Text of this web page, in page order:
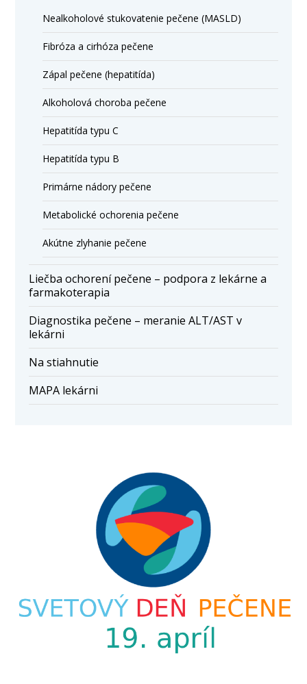
Nealkoholové stukovatenie pečene (MASLD)
Fibróza a cirhóza pečene
Zápal pečene (hepatitída)
Alkoholová choroba pečene
Hepatitída typu C
Hepatitída typu B
Primárne nádory pečene
Metabolické ochorenia pečene
Akútne zlyhanie pečene
Liečba ochorení pečene – podpora z lekárne a
farmakoterapia
Diagnostika pečene – meranie ALT/AST v
lekárni
Na stiahnutie
MAPA lekárni